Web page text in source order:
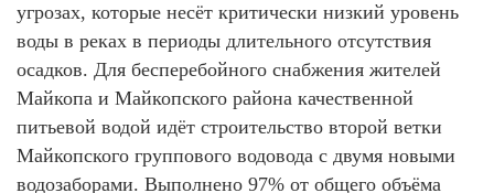
угрозах, которые несёт критически низкий уровень
воды в реках в периоды длительного отсутствия
осадков. Для бесперебойного снабжения жителей
Майкопа и Майкопского района качественной
питьевой водой идёт строительство второй ветки
Майкопского группового водовода с двумя новыми
водозаборами. Выполнено 97% от общего объёма